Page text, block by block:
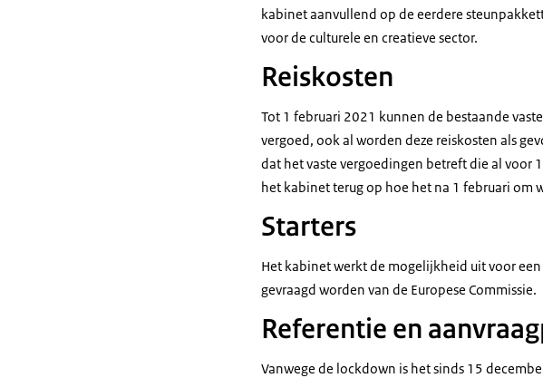
kabinet aanvullend op de eerdere
voor de culturele en creatieve sector.
Reiskosten
Tot 1 februari 2021 kunnen de bestaande
vergoed, ook al worden deze reiskosten als
dat het vaste vergoedingen betreft die al voor
het kabinet terug op hoe het na 1 februari om
Starters
Het kabinet werkt de mogelijkheid uit voor
gevraagd worden van de Europese Commissie.
Referentie en
Vanwege de lockdown is het sinds 15